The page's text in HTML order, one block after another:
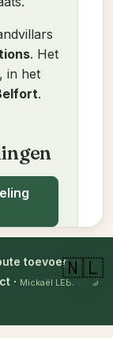
. Het
in het
.
toevoegen·
· Mickaël LEBRET
©
🇳🇱